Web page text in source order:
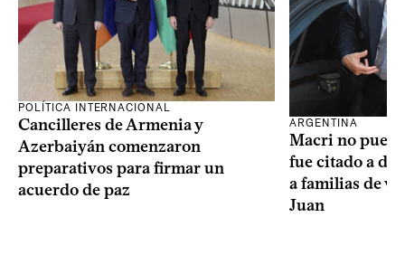
POLÍTICA INTERNACIONAL
Cancilleres de Armenia y
Azerbaiyán comenzaron
preparativos para firmar un
acuerdo de paz
ARGENTINA
Macri no
fue citado a
a familias de
Juan